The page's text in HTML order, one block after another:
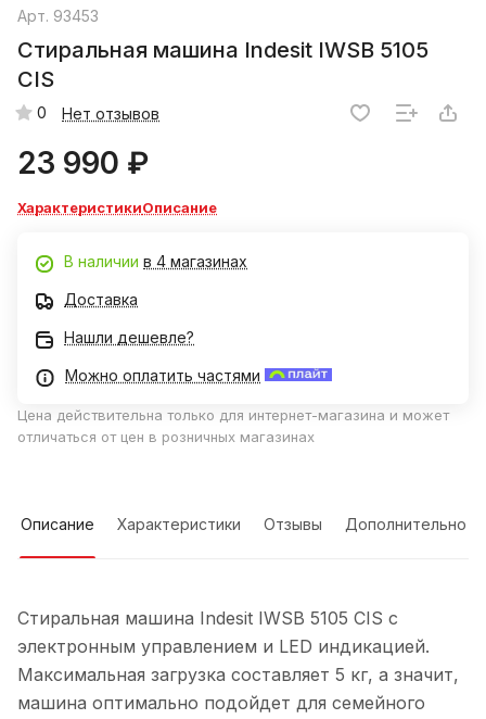
Арт. 93453
Стиральная машина Indesit IWSB 5105
CIS
0 Нет отзывов
23 990 ₽
ХарактеристикиОписание
В наличии в 4 магазинах
Доставка
Нашли дешевле?
Можно оплатить частями
Цена действительна только для интернет-магазина и может
отличаться от цен в розничных магазинах
Описание Характеристики Отзывы Дополнительно
Стиральная машина Indesit IWSB 5105 CIS с
электронным управлением и LED индикацией.
Максимальная загрузка составляет 5 кг, а значит,
машина оптимально подойдет для семейного